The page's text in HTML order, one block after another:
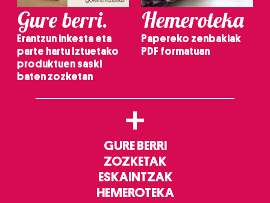
Gure berri.
Erantzun inkesta eta
parte hartu Iztuetako
produktuen saski
baten zozketan
Hemeroteka
Papereko zenbakiak
PDF formatuan
+
GURE BERRI
ZOZKETAK
ESKAINTZAK
HEMEROTEKA